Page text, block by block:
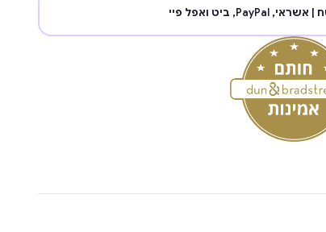
| אשראי, PayPal, ביט ואפל פיי